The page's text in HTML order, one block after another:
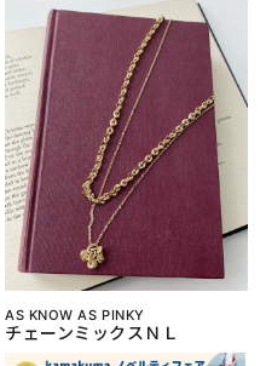
AS KNOW AS PINKY
チェーンミックスＮＬ